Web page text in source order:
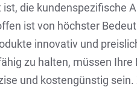
ist, die kundenspezifische
ist von höchster
innovativ und
zu halten, müssen Ihre
und kostengünstig sein.